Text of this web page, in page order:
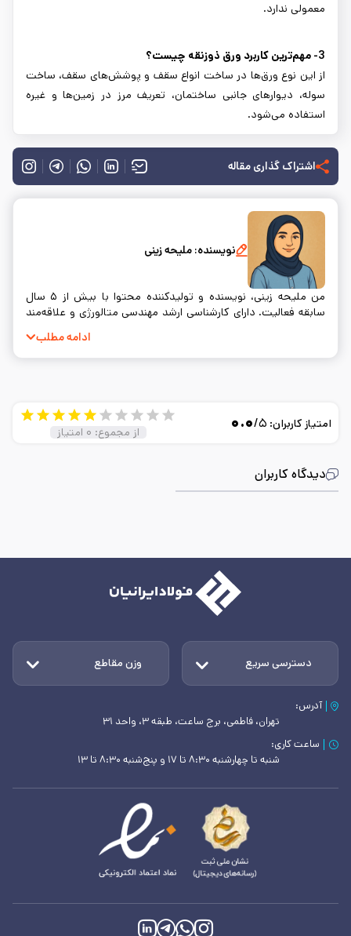
معمولی ندارد.
3- مهم‌ترین کاربرد ورق ذوزنقه چیست؟
از این نوع ورق‌ها در ساخت انواع سقف و پوشش‌های سقف، ساخت
سوله، دیوارهای جانبی ساختمان، تعریف مرز در زمین‌ها و غیره
استفاده می‌شود.
اشتراک گذاری مقاله
نویسنده: ملیحه زینی
من ملیحه زینی، نویسنده و تولیدکننده محتوا با بیش از ۵ سال
سابقه فعالیت. دارای کارشناسی ارشد مهندسی متالورژی و علاقه‌مند
ادامه مطلب
دیدگاه کاربران
امتیاز کاربران: ۰.۰/۵
از مجموع: ۰ امتیاز
دسترسی سریع وزن مقاطع
آدرس:
تهران، فاطمی، برج ساعت، طبقه ۳، واحد ۳۱
ساعت کاری:
شنبه تا چهارشنبه ۸:۳۰ تا ۱۷ و پنج‌شنبه ۸:۳۰ تا ۱۳